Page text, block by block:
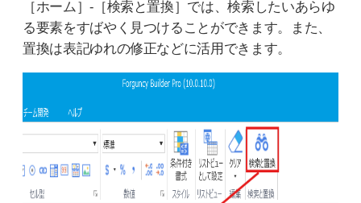
［ホーム］-［検索と置換］では、検索したいあらゆ
る要素をすばやく見つけることができます。また、
置換は表記ゆれの修正などに活用できます。